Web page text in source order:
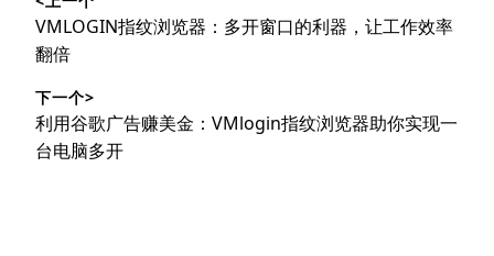
章
导
航
上
篇
章：
VMLOGIN指纹浏览器：多开窗口的利器，让工作效率
翻倍
下一个>
下
篇
利用谷歌广告赚美金：VMlogin指纹浏览器助你实现一
台电脑多开